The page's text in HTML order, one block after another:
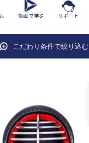
動画で学ぶ サポート
こだわり条件で絞り込む
商
ッ
プ